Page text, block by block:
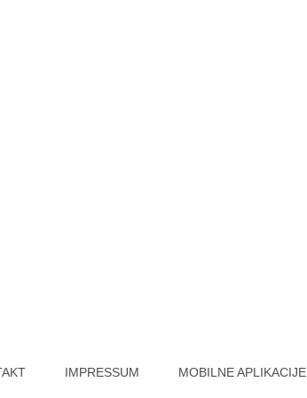
IMPRESSUM MOBILNE APLIKACIJE